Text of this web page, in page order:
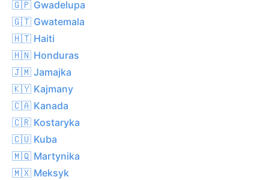
🇬🇵 Gwadelupa
🇬🇹 Gwatemala
🇭🇹 Haiti
🇭🇳 Honduras
🇯🇲 Jamajka
🇰🇾 Kajmany
🇨🇦 Kanada
🇨🇷 Kostaryka
🇨🇺 Kuba
🇲🇶 Martynika
🇲🇽 Meksyk